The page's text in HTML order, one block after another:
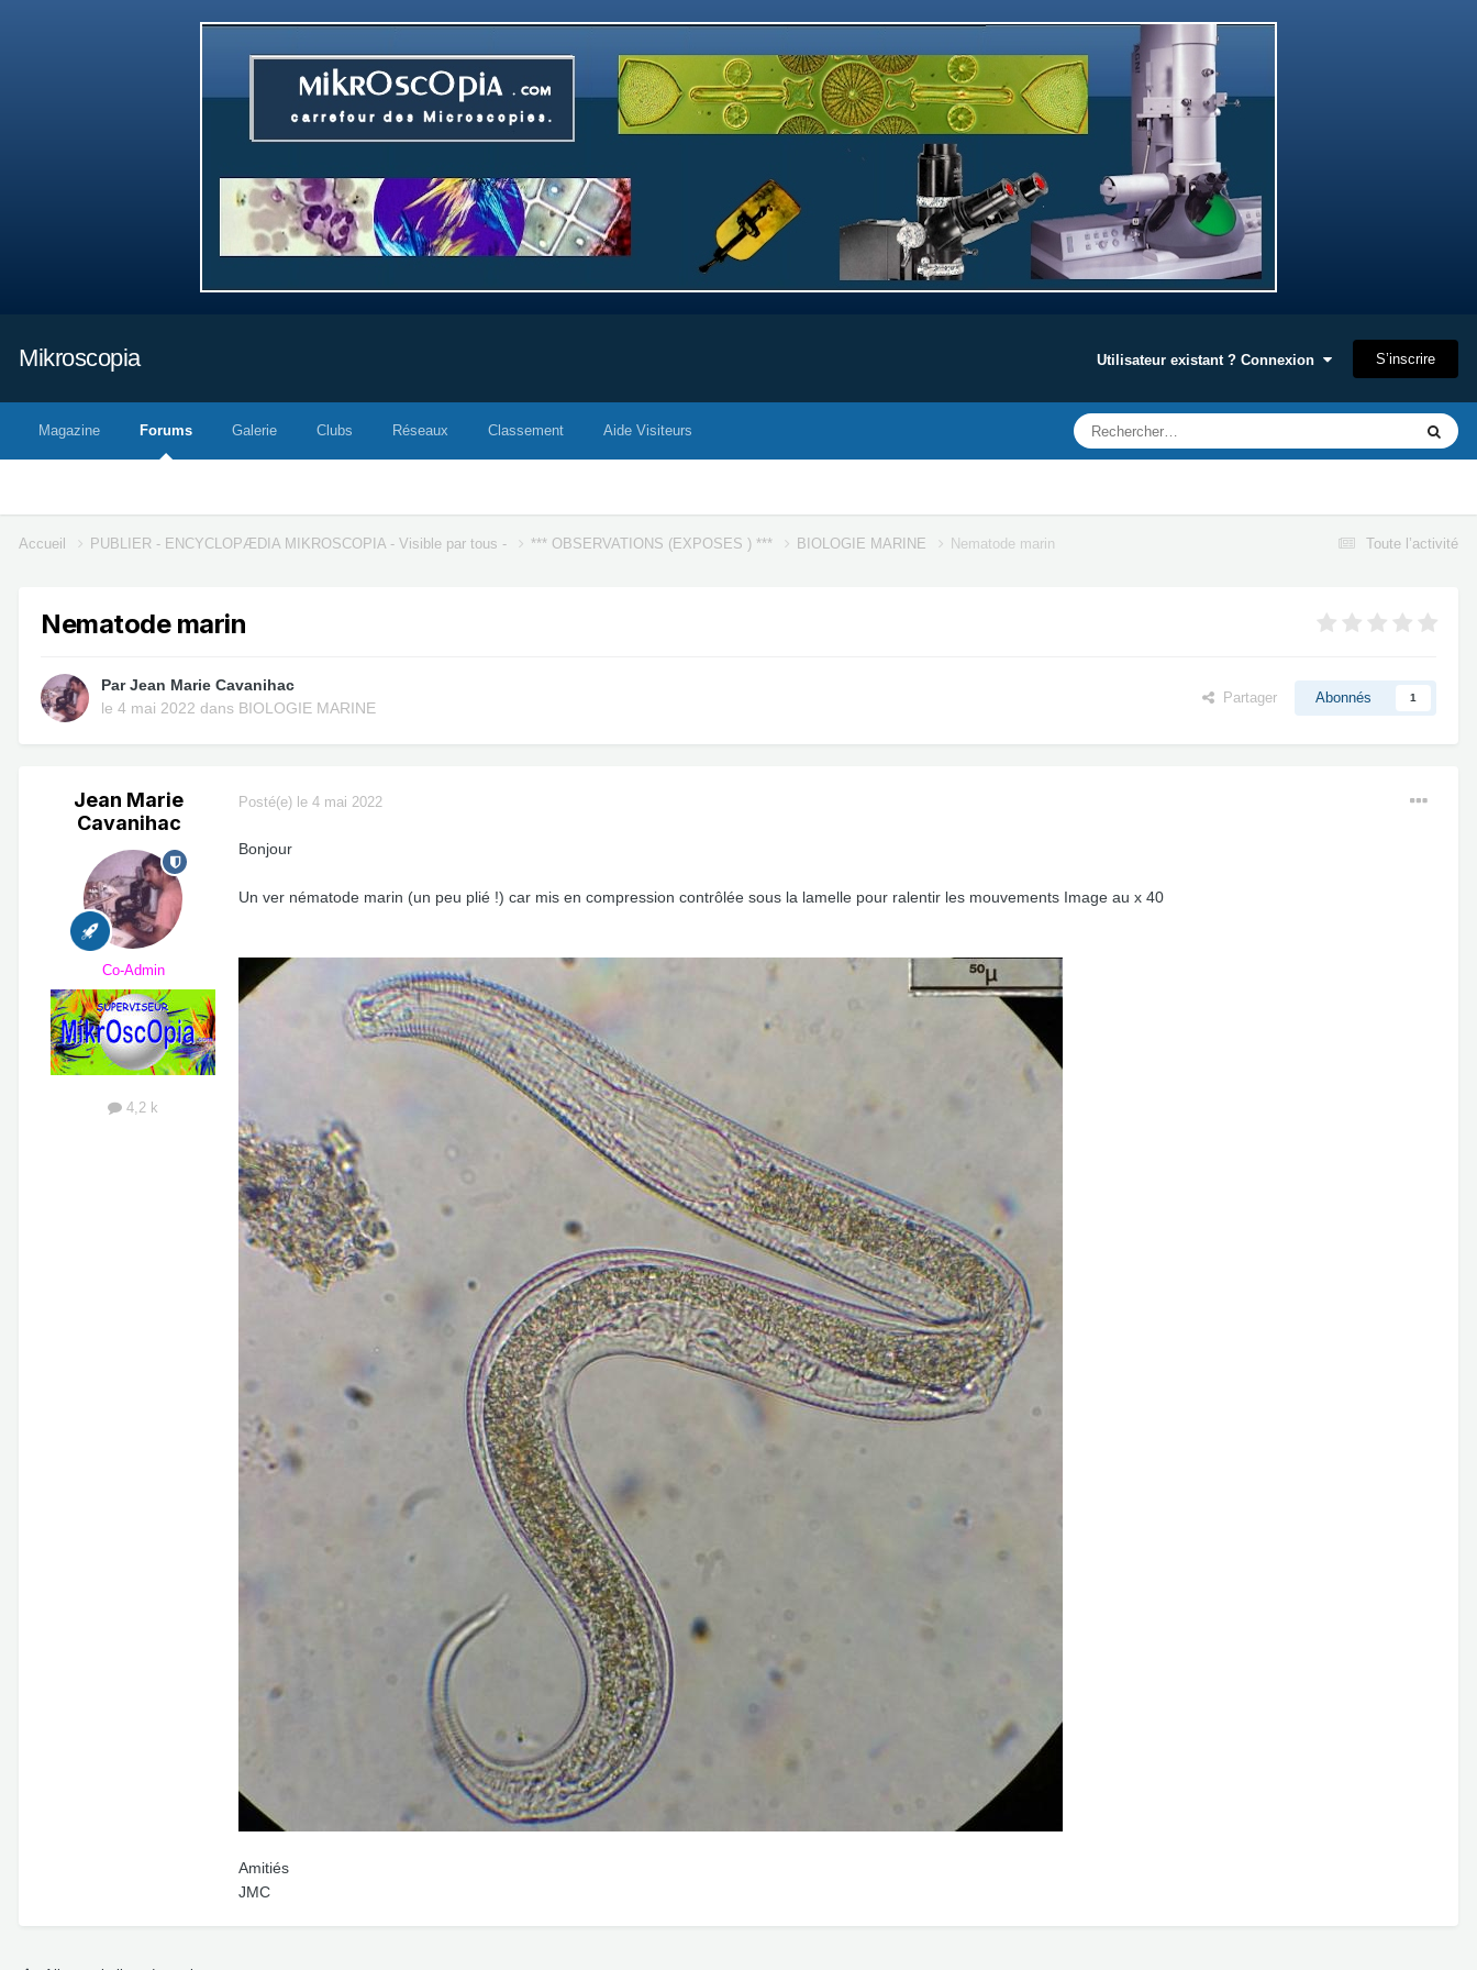
Mikroscopia Utilisateur existant ? Connexion S’inscrire
Magazine Forums Galerie Clubs Réseaux Classement Aide Visiteurs
Toute l’activité
Accueil PUBLIER - ENCYCLOPÆDIA MIKROSCOPIA - Visible par tous - *** OBSERVATIONS (EXPOSES ) *** BIOLOGIE MARINE Nematode marin
Nematode marin
ParJean Marie Cavanihac
le 4 mai 2022 dans BIOLOGIE MARINE
Partager Abonnés 1
Jean Marie
Cavanihac
Co-Admin
4,2 k
Posté(e) le 4 mai 2022
Bonjour
Un ver nématode marin (un peu plié !) car mis en compression contrôlée sous la lamelle pour ralentir les mouvements Image au x 40
Amitiés
JMC